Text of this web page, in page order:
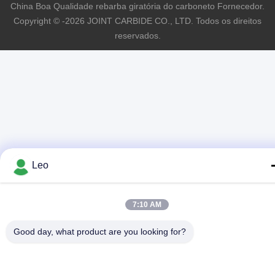
China Boa Qualidade rebarba giratória do carboneto Fornecedor.
Copyright © -2026 JOINT CARBIDE CO., LTD. Todos os direitos
reservados.
Leo
7:10 AM
Good day, what product are you looking for?